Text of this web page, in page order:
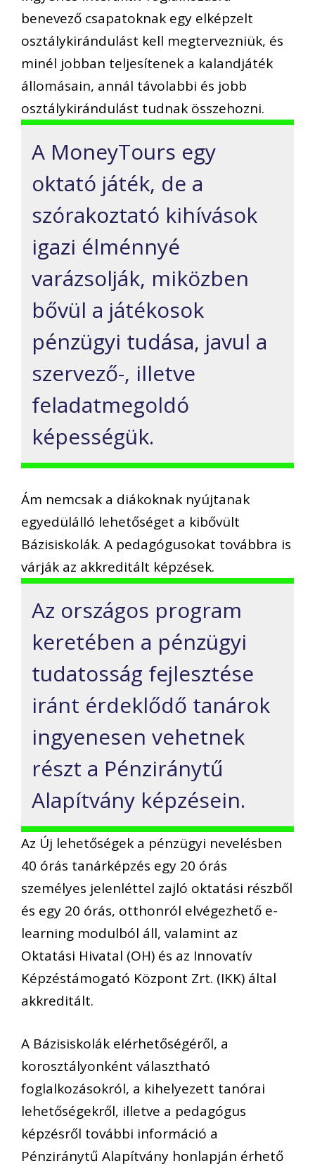
benevező csapatoknak egy elképzelt
osztálykirándulást kell megtervezniük, és
minél jobban teljesítenek a kalandjáték
állomásain, annál távolabbi és jobb
osztálykirándulást tudnak összehozni.
A MoneyTours egy
oktató játék, de a
szórakoztató kihívások
igazi élménnyé
varázsolják, miközben
bővül a játékosok
pénzügyi tudása, javul a
szervező-, illetve
feladatmegoldó
képességük.
Ám nemcsak a diákoknak nyújtanak
egyedülálló lehetőséget a kibővült
Bázisiskolák. A pedagógusokat továbbra is
várják az akkreditált képzések.
Az országos program
keretében a pénzügyi
tudatosság fejlesztése
iránt érdeklődő tanárok
ingyenesen vehetnek
részt a Pénziránytű
Alapítvány képzésein.
Az Új lehetőségek a pénzügyi nevelésben
40 órás tanárképzés egy 20 órás
személyes jelenléttel zajló oktatási részből
és egy 20 órás, otthonról elvégezhető e-
learning modulból áll, valamint az
Oktatási Hivatal (OH) és az Innovatív
Képzéstámogató Központ Zrt. (IKK) által
akkreditált.
A Bázisiskolák elérhetőségéről, a
korosztályonként választható
foglalkozásokról, a kihelyezett tanórai
lehetőségekről, illetve a pedagógus
képzésről további információ a
Pénziránytű Alapítvány honlapján érhető